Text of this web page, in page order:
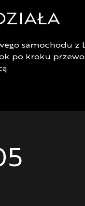
samochodu z
po kroku